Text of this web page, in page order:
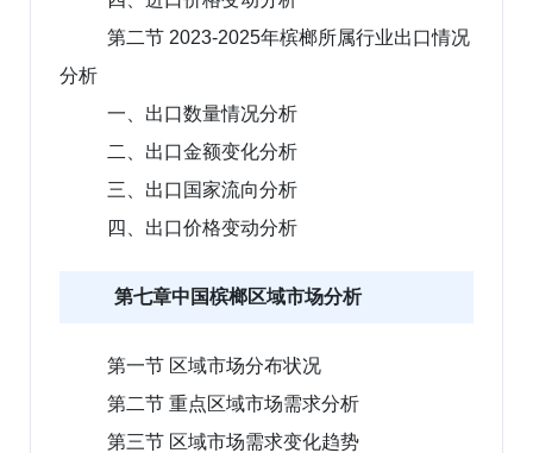
第二节 2023-2025年槟榔所属行业出口情况
分析
一、出口数量情况分析
二、出口金额变化分析
三、出口国家流向分析
四、出口价格变动分析
第七章中国槟榔区域市场分析
第一节 区域市场分布状况
第二节 重点区域市场需求分析
第三节 区域市场需求变化趋势